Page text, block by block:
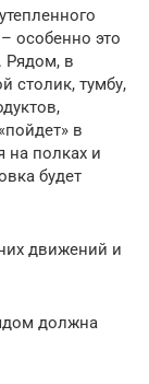
особенно это
Рядом, в
столик, тумбу,
в
на полках и
будет
движений и
должна